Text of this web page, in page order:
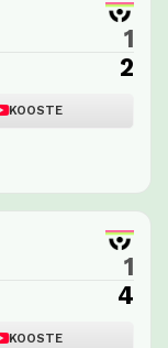
1
2
KOOSTE
1
4
KOOSTE